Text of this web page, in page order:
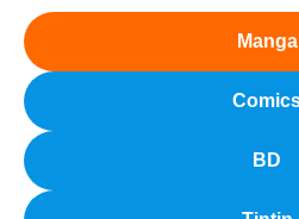
Manga
BD